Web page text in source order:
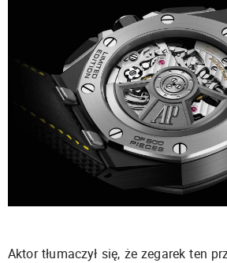
Aktor tłumaczył się, że zegarek ten